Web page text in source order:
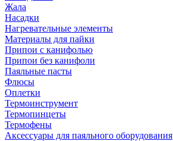
Жала
Насадки
Нагревательные элементы
Материалы для пайки
Припои с канифолью
Припои без канифоли
Паяльные пасты
Флюсы
Оплетки
Термоинструмент
Термопинцеты
Термофены
Аксессуары для паяльного оборудования